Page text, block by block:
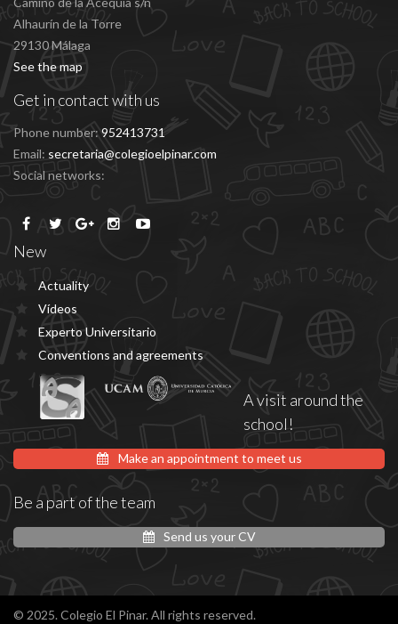
Alhaurín de la Torre
29130 Málaga
See the map
Get in contact with us
Phone number: 952413731
Email: secretaria@colegioelpinar.com
Social networks:
New
Actuality
Vídeos
Experto Universitario
Conventions and agreements
A visit around the
school!
Make an appointment to meet us
Be a part of the team
Send us your CV
© 2025. Colegio El Pinar. All rights reserved.